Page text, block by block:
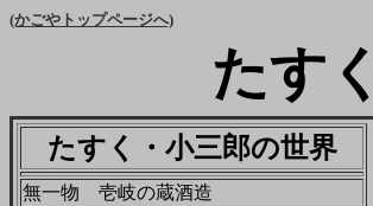
(かごやトップページへ)
たす
たすく・小三郎の世界
無一物 壱岐の蔵酒造